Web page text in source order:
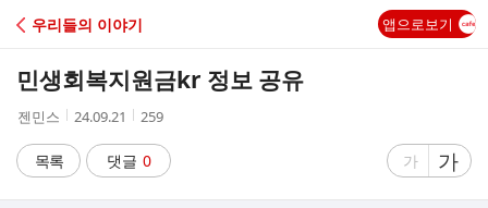
C
A
우리들의 이야기 앱으로보기
민생회복지원금kr 정보 공유
작
자
젠민스
작
시
간
24.09.21
조
수
259
목록 댓글 0
글
가
글
자
가